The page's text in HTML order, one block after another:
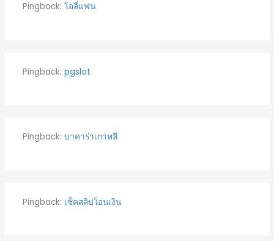
Pingback: โอลี่แฟน
Pingback: pgslot
Pingback: บาคาร่าเกาหลี
Pingback: เช็คสลิปโอนเงิน